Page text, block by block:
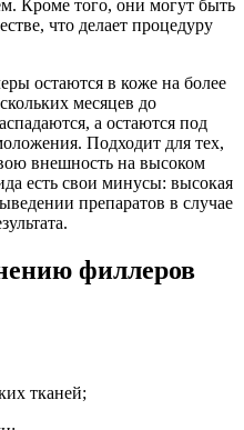
Кроме того, они могут быть
что делает процедуру
остаются в коже на более
месяцев до
а остаются под
Подходит для тех,
внешность на высоком
есть свои минусы: высокая
препаратов в случае
филлеров
тканей;